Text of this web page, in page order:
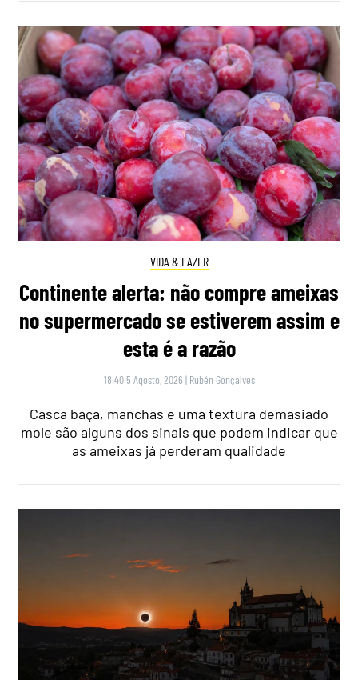
VIDA & LAZER
Continente alerta: não compre ameixas
no supermercado se estiverem assim e
esta é a razão
18:40 5 Agosto, 2026 | Rubén Gonçalves
Casca baça, manchas e uma textura demasiado
mole são alguns dos sinais que podem indicar que
as ameixas já perderam qualidade